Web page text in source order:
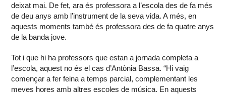
deixat mai. De fet, ara és professora a l’escola des de fa més
de deu anys amb l’instrument de la seva vida. A més, en
aquests moments també és professora des de fa quatre anys
de la banda jove.
Tot i que hi ha professors que estan a jornada completa a
l’escola, aquest no és el cas d’Antònia Bassa. “Hi vaig
començar a fer feina a temps parcial, complementant les
meves hores amb altres escoles de música. En aquests